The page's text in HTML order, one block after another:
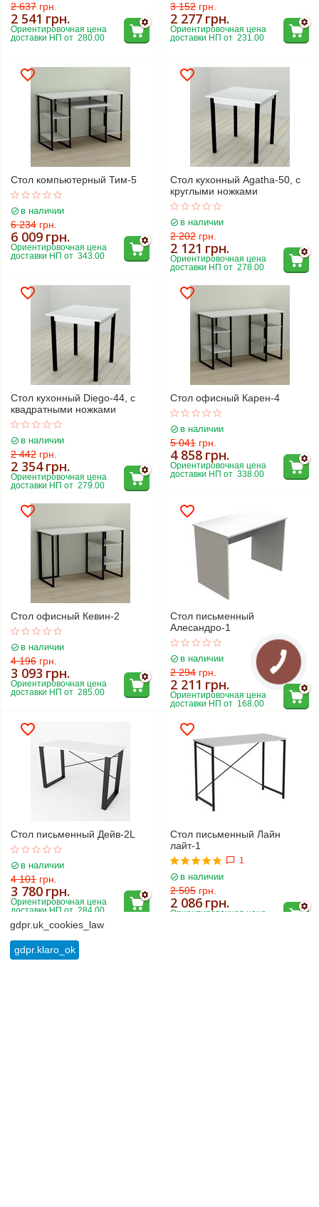
2 637 грн.
2 541 грн.
Ориентировочная цена
доставки НП от  280.00
3 152 грн.
2 277 грн.
Ориентировочная цена
доставки НП от  231.00
Стол компьютерный Тим-5
в наличии
6 234 грн.
6 009 грн.
Ориентировочная цена
доставки НП от  343.00
Стол кухонный Agatha-50, с
круглыми ножками
в наличии
2 202 грн.
2 121 грн.
Ориентировочная цена
доставки НП от  278.00
Стол кухонный Diego-44, с
квадратными ножками
в наличии
2 442 грн.
2 354 грн.
Ориентировочная цена
доставки НП от  279.00
Стол офисный Карен-4
в наличии
5 041 грн.
4 858 грн.
Ориентировочная цена
доставки НП от  338.00
Стол офисный Кевин-2
в наличии
4 196 грн.
3 093 грн.
Ориентировочная цена
доставки НП от  285.00
Стол письменный
Алесандро-1
в наличии
2 294 грн.
2 211 грн.
Ориентировочная цена
доставки НП от  168.00
Стол письменный Дейв-2L
в наличии
4 101 грн.
3 780 грн.
Ориентировочная цена
доставки НП от  284.00
Стол письменный Лайн
лайт-1
1
в наличии
2 505 грн.
2 086 грн.
Ориентировочная цена
gdpr.uk_cookies_law
gdpr.klaro_ok